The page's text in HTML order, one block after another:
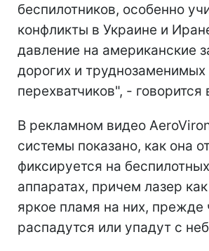
беспилотников, особенно
конфликты в Украине и
давление на американские
дорогих и труднозаменимых
перехватчиков", - говорится
В рекламном видео
системы показано, как она
фиксируется на
аппаратах, причем лазер
яркое пламя на них, прежде
распадутся или упадут с